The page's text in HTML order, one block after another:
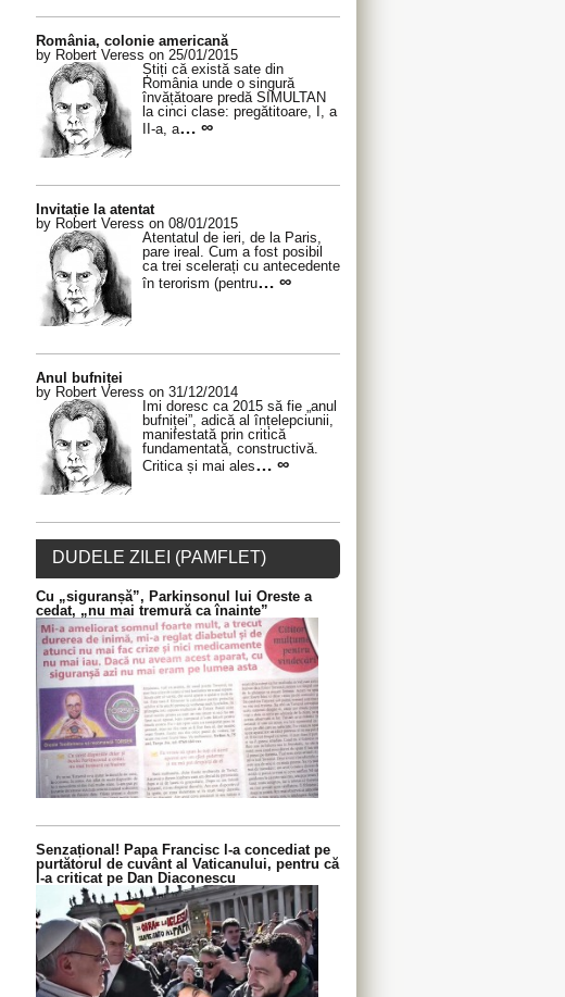
România, colonie americană
by Robert Veress on 25/01/2015
Știți că există sate din
România unde o singură
învățătoare predă SIMULTAN
la cinci clase: pregătitoare, I, a
II-a, a… ∞
Invitație la atentat
by Robert Veress on 08/01/2015
Atentatul de ieri, de la Paris,
pare ireal. Cum a fost posibil
ca trei scelerați cu antecedente
în terorism (pentru… ∞
Anul bufniței
by Robert Veress on 31/12/2014
Îmi doresc ca 2015 să fie „anul
bufniței”, adică al înțelepciunii,
manifestată prin critică
fundamentată, constructivă.
Critica și mai ales… ∞
DUDELE ZILEI (PAMFLET)
Cu „siguranșă”, Parkinsonul lui Oreste a
cedat, „nu mai tremură ca înainte”
Senzațional! Papa Francisc l-a concediat pe
purtătorul de cuvânt al Vaticanului, pentru că
l-a criticat pe Dan Diaconescu